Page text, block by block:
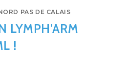
PAS DE CALAIS
LYMPH’ARM
!